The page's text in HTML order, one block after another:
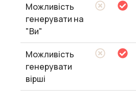
Можливість
генерувати на
"Ви"
Можливість
генерувати
вірші